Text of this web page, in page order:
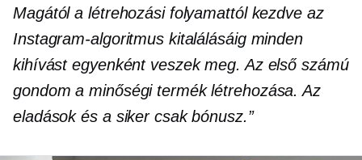
Magától a létrehozási folyamattól kezdve az
Instagram-algoritmus kitalálásáig minden
kihívást egyenként veszek meg. Az első számú
gondom a minőségi termék létrehozása. Az
eladások és a siker csak bónusz.”